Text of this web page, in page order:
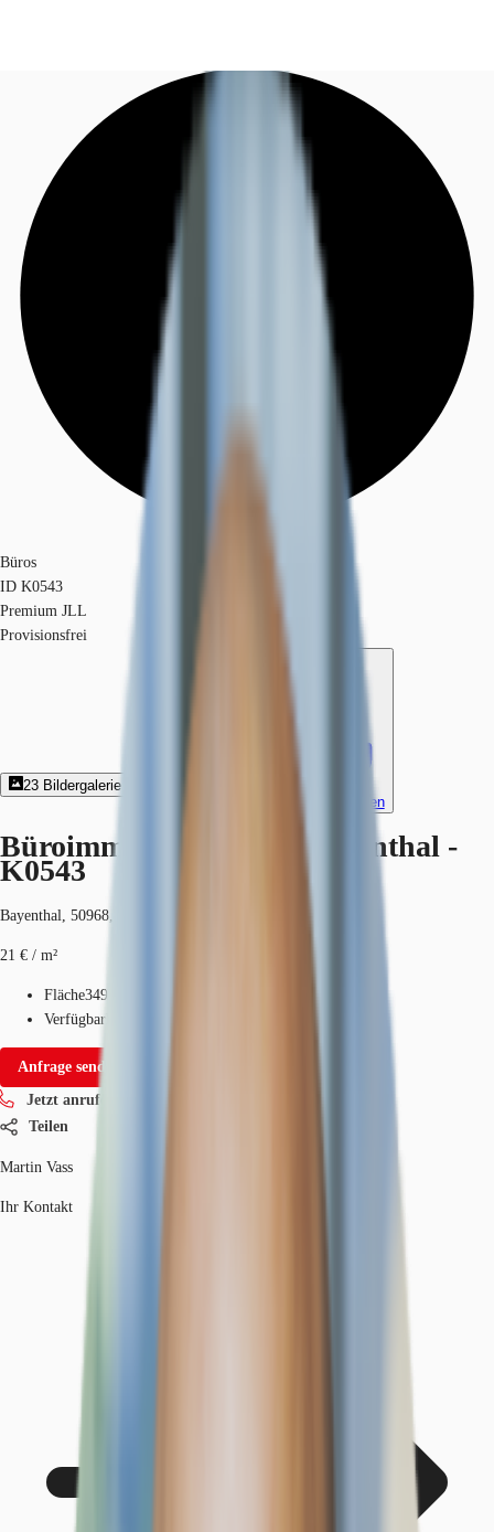
Investieren
Marktinformationen
Ihre Ansprechpartner
Jetzt anrufen Kontaktieren Sie uns
Büros
ID K0543
Premium JLL
Provisionsfrei
23 Bildergalerie
Exposé herunterladen
Büroimmobilie - Köln, Bayenthal -
K0543
Bayenthal, 50968, Köln, Nordrhein-Westfalen
21 € / m²
Fläche349 - 2.248 m²
Verfügbarkeit
Anfrage senden
Jetzt anrufen
Teilen
Martin Vass
Ihr Kontakt